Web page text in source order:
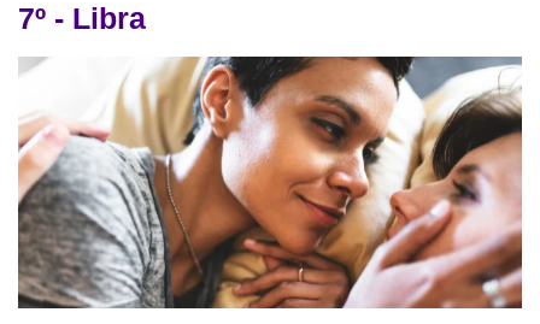
7º - Libra